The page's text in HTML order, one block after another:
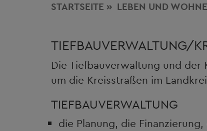
STARTSEITE LEBEN UND
TIEFBAUVERWALTUNG/
Die Tiefbauverwaltung und der
um die Kreisstraßen im
TIEFBAUVERWALTUNG
die Planung, die